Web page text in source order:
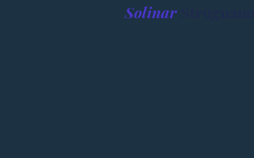
Solinar